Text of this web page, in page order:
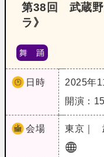
第38回 武蔵野
ラ》
舞 踊
日時
2025年
開演：
会場 東京｜